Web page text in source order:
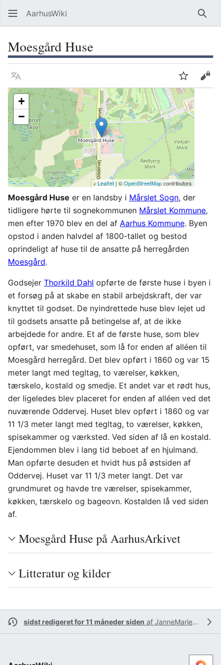
AarhusWiki Søg
Moesgård Huse
Sprog OvervågVis
+
−
Leaflet | ©OpenStreetMapcontributors
Moesgård Huse er en landsby i Mårslet Sogn, der
tidligere hørte til sognekommunen Mårslet Kommune,
men efter 1970 blev en del af Aarhus Kommune. Byen
opstod i anden halvdel af 1800-tallet og bestod
oprindeligt af huse til de ansatte på herregården
Moesgård.
Godsejer Thorkild Dahl opførte de første huse i byen i
et forsøg på at skabe en stabil arbejdskraft, der var
knyttet til godset. De nyindrettede huse blev lejet ud
til godsets ansatte på betingelse af, at de ikke
arbejdede for andre. Et af de første huse, som blev
opført, var smedehuset, som lå for enden af alléen til
Moesgård herregård. Det blev opført i 1860 og var 15
meter langt med tegltag, to værelser, køkken,
tærskelo, kostald og smedje. Et andet var et rødt hus,
der ligeledes blev placeret for enden af alléen ved det
nuværende Oddervej. Huset blev opført i 1860 og var
11 1/3 meter langt med tegltag, to værelser, køkken,
spisekammer og værksted. Ved siden af lå en kostald.
Ejendommen blev i lang tid beboet af en hjulmand.
Man opførte desuden et hvidt hus på østsiden af
Oddervej. Huset var 11 1/3 meter langt. Det var
grundmuret og havde tre værelser, spisekammer,
køkken, tærskelo og bageovn. Kostalden lå ved siden
af.
Moesgård Huse på AarhusArkivet
Litteratur og kilder
sidst redigeret for 11 måneder siden af JanneMarieBarslev